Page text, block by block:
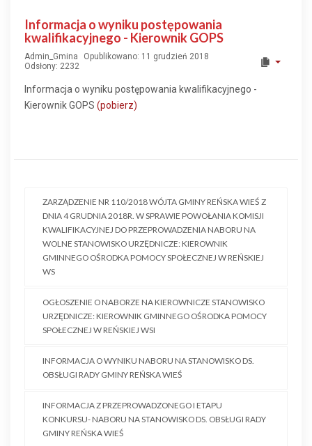
Informacja o wyniku postępowania
kwalifikacyjnego - Kierownik GOPS
Admin_Gmina
Opublikowano: 11 grudzień 2018
Odsłony: 2232
Informacja o wyniku postępowania kwalifikacyjnego -
Kierownik GOPS (pobierz)
ZARZĄDZENIE NR 110/2018 WÓJTA GMINY REŃSKA WIEŚ Z
DNIA 4 GRUDNIA 2018R. W SPRAWIE POWOŁANIA KOMISJI
KWALIFIKACYJNEJ DO PRZEPROWADZENIA NABORU NA
WOLNE STANOWISKO URZĘDNICZE: KIEROWNIK
GMINNEGO OŚRODKA POMOCY SPOŁECZNEJ W REŃSKIEJ
WS
OGŁOSZENIE O NABORZE NA KIEROWNICZE STANOWISKO
URZĘDNICZE: KIEROWNIK GMINNEGO OŚRODKA POMOCY
SPOŁECZNEJ W REŃSKIEJ WSI
INFORMACJA O WYNIKU NABORU NA STANOWISKO DS.
OBSŁUGI RADY GMINY REŃSKA WIEŚ
INFORMACJA Z PRZEPROWADZONEGO I ETAPU
KONKURSU- NABORU NA STANOWISKO DS. OBSŁUGI RADY
GMINY REŃSKA WIEŚ